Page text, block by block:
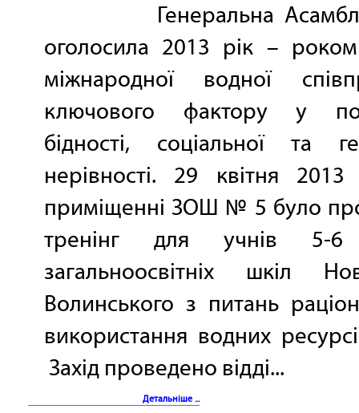
Генеральна
оголосила 2013 рік –
міжнародної водної
ключового фактору у
бідності, соціальної та
нерівності. 29 квітня
приміщенні ЗОШ № 5 було
тренінг для учнів 5-6
загальноосвітніх шкіл
Волинського з питань
використання водних
Захід проведено відді...
Детальніше ...